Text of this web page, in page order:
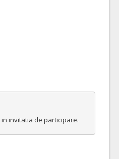
invitatia de participare.